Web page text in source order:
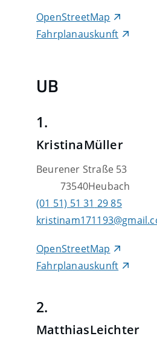
OpenStreetMap
Fahrplanauskunft
UB
1.
KristinaMüller
Beurener Straße 53
73540Heubach
OpenStreetMap
Fahrplanauskunft
(01 51) 51 31 29 85
2.
MatthiasLeichter